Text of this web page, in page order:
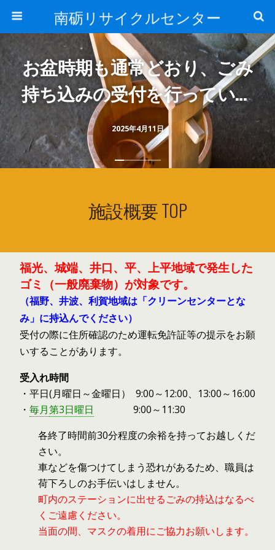
南砺リサイクルセンター
2025年4月11日
お盆時期も通常どおり、ごみ
持ち込みの受付を行っていま
す
施設概要 TOP
福光、城端、井口、平、上平地域で発生した
ゴミ（一般廃棄物）が対象です。
（福野、井波、利賀地域は「 クリーンセンターとな
み 」に持込んでください）
受付の際に住所確認のため運転免許証等の提示をお願
いすることがあります。
受入れ時間
・平日(月曜日～金曜日） 9:00～12:00、13:00～16:00
・ 毎月第3日曜日 9:00～11:30
各終了時間前30分程度の余裕を持ってお越しくだ
さい。
車などを傷つけてしまう恐れがあるため、職員は
荷下ろしのお手伝いはしません。
町内のステーションに出せるごみの持込はなるべ
くご遠慮ください。
当面の間、マスクの着用にご協力お願いします。